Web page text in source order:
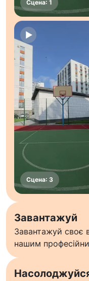
Завантажуй
Завантажуй своє
нашим